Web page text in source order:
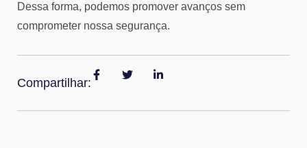
Dessa forma, podemos promover avanços sem
comprometer nossa segurança.
Compartilhar: